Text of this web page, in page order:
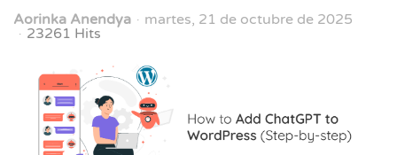
Aorinka Anendya
martes, 21 de octubre de 2025
23261 Hits